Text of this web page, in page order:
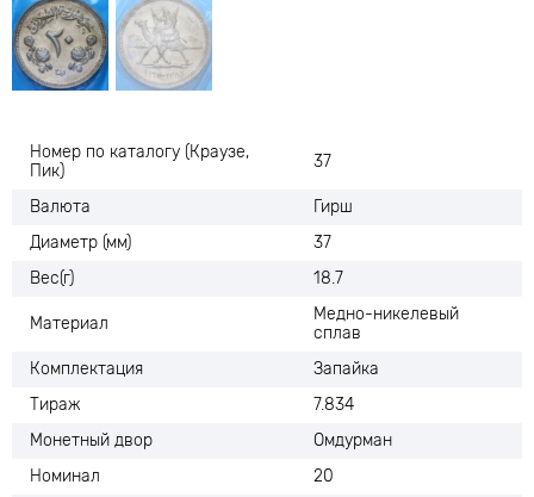
Номер по каталогу (Краузе,
Пик)
37
Валюта
Гирш
Диаметр (мм)
37
Вес(г)
18.7
Материал
Медно-никелевый
сплав
Комплектация
Запайка
Тираж
7.834
Монетный двор
Омдурман
Номинал
20